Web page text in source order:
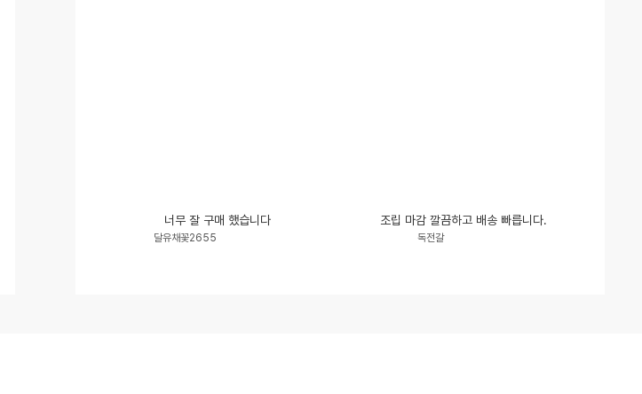
너무 잘 구매 했습니다
닉
달유채꽃2655
조립 마감 깔끔하고 배송 빠릅니다.
닉
독전갈